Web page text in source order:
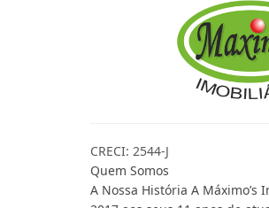
CRECI: 2544-J
Quem Somos
A Nossa História A Máximo’s